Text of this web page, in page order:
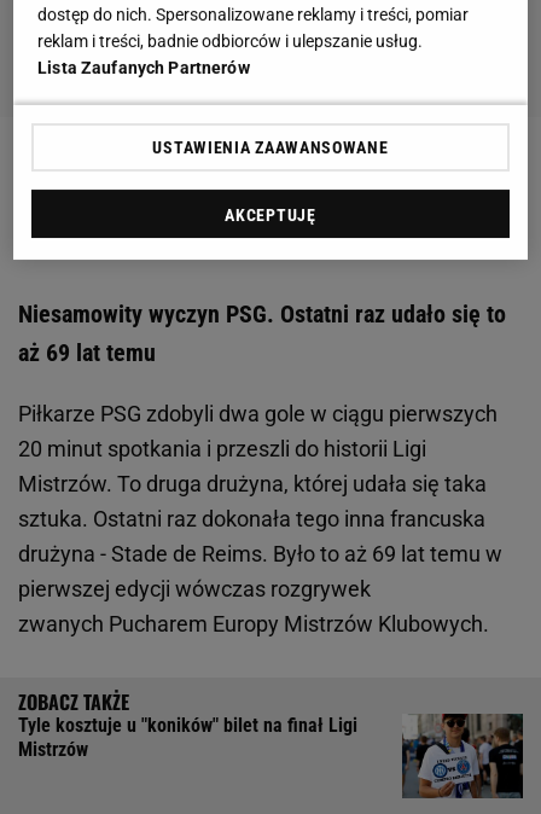
Zobacz wideoKędzierski i Żelazny po latach
wyjaśnili sobie pewne nieporozumienie.
"Zghostowałeś mnie!"
Niesamowity wyczyn PSG. Ostatni raz udało się to
aż 69 lat temu
Piłkarze PSG zdobyli dwa gole w ciągu pierwszych
20 minut spotkania i przeszli do historii Ligi
Mistrzów. To druga drużyna, której udała się taka
sztuka. Ostatni raz dokonała tego inna francuska
drużyna - Stade de Reims. Było to aż 69 lat temu w
pierwszej edycji wówczas rozgrywek
zwanych Pucharem Europy Mistrzów Klubowych.
Tyle kosztuje u "koników" bilet na finał Ligi
Mistrzów
dostęp do nich. Spersonalizowane reklamy i treści, pomiar
reklam i treści, badnie odbiorców i ulepszanie usług.
Lista Zaufanych Partnerów
USTAWIENIA ZAAWANSOWANE
AKCEPTUJĘ